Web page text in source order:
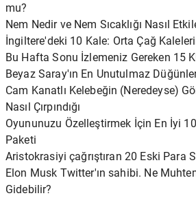
mu?
Nem Nedir ve Nem Sıcaklığı Nasıl
İngiltere'deki 10 Kale: Orta Çağ
Bu Hafta Sonu İzlemeniz Gereken 15
Beyaz Saray'ın En Unutulmaz
Cam Kanatlı Kelebeğin (Neredeyse)
Nasıl Çırpındığı
Oyununuzu Özelleştirmek İçin En İyi
Paketi
Aristokrasiyi çağrıştıran 20 Eski Para
Elon Musk Twitter'ın sahibi. Ne
Gidebilir?